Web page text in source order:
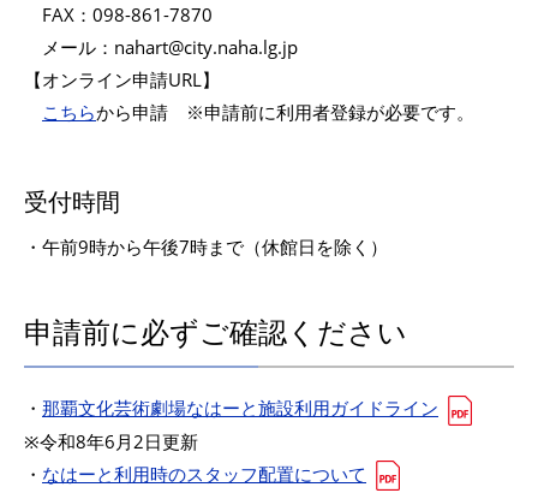
FAX：098-861-7870
メール：nahart@city.naha.lg.jp
【オンライン申請URL】
こちらから申請 ※申請前に利用者登録が必要です。
受付時間
・午前9時から午後7時まで（休館日を除く）
申請前に必ずご確認ください
・ 那覇文化芸術劇場なはーと施設利用ガイドライン
※令和8年6月2日更新
・ なはーと利用時のスタッフ配置について